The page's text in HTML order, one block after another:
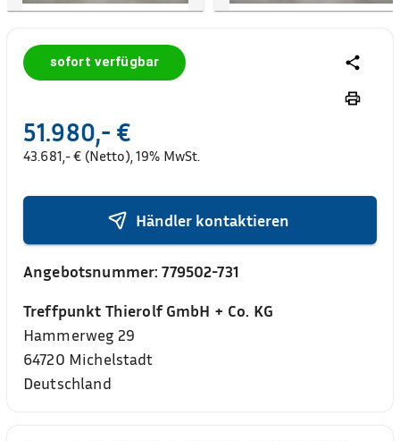
sofort verfügbar
51.980,- €
43.681,- € (Netto), 19% MwSt.
Händler kontaktieren
Angebotsnummer:779502-731
Treffpunkt Thierolf GmbH + Co. KG
Hammerweg 29
64720 Michelstadt
Deutschland